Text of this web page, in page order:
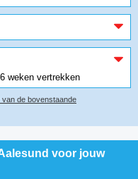
weken vertrekken
de bovenstaande
voor jouw